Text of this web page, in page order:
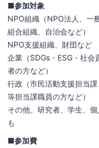
■参加対象
NPO組織（NPO法人、一
組合組織、自治会など）
NPO支援組織、財団など
企業（SDGs・ESG・社会
者の方など）
行政（市民活動支援担当
等担当課職員の方など）
その他、研究者、学生、
も
■参加費